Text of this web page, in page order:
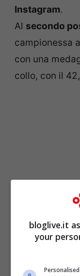
Instagram.
Al secondo
campionessa
con una
collo, con il
Terzo gradino
30,91% che a
medaglie
bloglive.it
your